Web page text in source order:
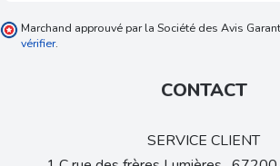
Marchand approuvé par la Société des Avis
vérifier.
CONTACT
SERVICE CLIENT